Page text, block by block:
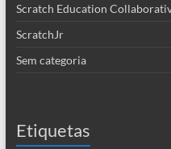
Scratch Education
ScratchJr
Sem categoria
Etiquetas